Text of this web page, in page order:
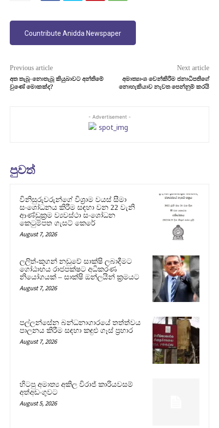
Countribute Anidda Newspaper
Previous article
අත තැබූ-නොතැබූ කියුබාවට අන්තිමේ
වුණේ මොකක්ද?
Next article
අමාත්‍යාංශ වෙන්කිරීම ජනාධිපතිගේ
නොහැකියාව නැවත පෙන්නුම් කරයි
- Advertisement -
පුවත්
විනිසුරුවරුන්ගේ විශ්‍රාම වයස් සීමා
සංශෝධනය කිරීම සඳහා වන 22 වැනි
ආණ්ඩුක්‍රම ව්‍යවස්ථා සංශෝධන
කෙටුම්පත ගැසට් කෙරේ
August 7, 2026
ලලිත්-කූගන් නඩුවේ සාක්ෂි ලබාදීමට
ගෝඨාභය රාජපක්ෂට අධිකරණ
නියෝගයක් – සාක්ෂි ඔන්ලයින් ක්‍රමයට
August 7, 2026
පල්ලන්සේන බන්ධනාගාරයේ තත්ත්වය
පාලනය කිරීම සඳහා කඳුළු ගෑස් ප්‍රහාර
August 7, 2026
හිටපු අමාත්‍ය අකිල විරාජ් කාරියවසම්
අත්අඩංගුවට
August 5, 2026